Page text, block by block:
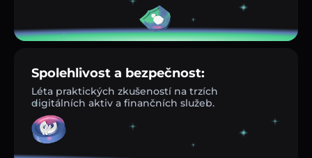
Spolehlivost a bezpečnost:
Léta praktických zkušeností na trzích
digitálních aktiv a finančních služeb.